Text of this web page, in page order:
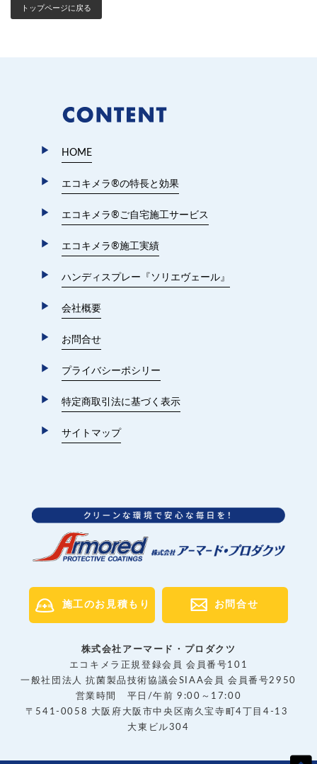
トップページに戻る
施工のお見積もり お問合せ
株式会社アーマード・プロダクツ
エコキメラ正規登録会員 会員番号101
一般社団法人 抗菌製品技術協議会SIAA会員 会員番号2950
営業時間 平日/午前 9:00～17:00
〒541-0058 大阪府大阪市中央区南久宝寺町4丁目4-13
大東ビル304
HOME
エコキメラ®︎の特長と効果
エコキメラ®︎ご自宅施工サービス
エコキメラ®︎施工実績
ハンディスプレー『ソリエヴェール』
会社概要
お問合せ
プライバシーポシリー
特定商取引法に基づく表示
サイトマップ